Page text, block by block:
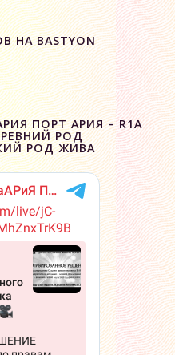
BASTYON
ПОРТ АРИЯ – R1A
РОД
РОД ЖИВА